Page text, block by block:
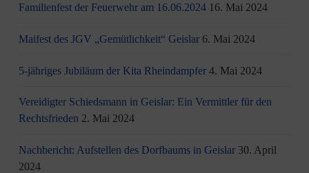
Familienfest der Feuerwehr am 16.06.2024 16. Mai 2024
Maifest des JGV „Gemütlichkeit“ Geislar 6. Mai 2024
5-jähriges Jubiläum der Kita Rheindampfer 4. Mai 2024
Vereidigter Schiedsmann in Geislar: Ein Vermittler für den
Rechtsfrieden 2. Mai 2024
Nachbericht: Aufstellen des Dorfbaums in Geislar 30. April
2024